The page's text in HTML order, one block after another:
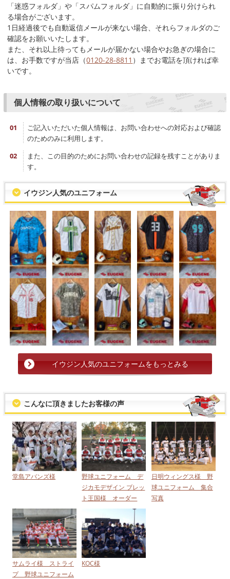
「迷惑フォルダ」や「スパムフォルダ」に自動的に振り分けられ
る場合がございます。
1日経過後でも自動返信メールが来ない場合、それらフォルダのご
確認をお願いいたします。
また、それ以上待ってもメールが届かない場合やお急ぎの場合に
は、お手数ですが当店（0120-28-8811 ）までお電話を頂ければ幸
いです。
個人情報の取り扱いについて
ご記入いただいた個人情報は、お問い合わせへの対応および確認
のためのみに利用します。
また、この目的のためにお問い合わせの記録を残すことがありま
す。
イウジン人気のユニフォーム
イウジン人気のユニフォームをもっとみる
こんなに頂きましたお客様の声
堂島アバンズ様
野球ユニフォーム デ
ジカモデザイン ブレッ
ト王国様 オーダー
日明ウィングス様 野
球ユニフォーム 集合
写真
サムライ様 ストライ
プ 野球ユニフォーム
KOC様